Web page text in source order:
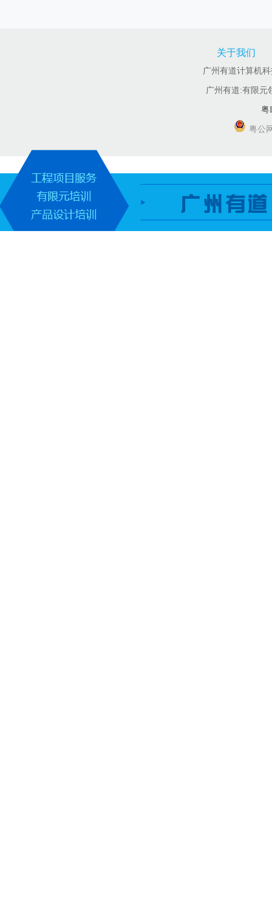
关于我们
广州有道计算机
广州有道:有限元
粤
粤公